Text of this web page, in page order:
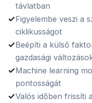
távlatban
✓Figyelembe veszi a
ciklikusságot
✓Beépíti a külső
gazdasági
✓Machine learning
pontosságát
✓Valós időben frissíti